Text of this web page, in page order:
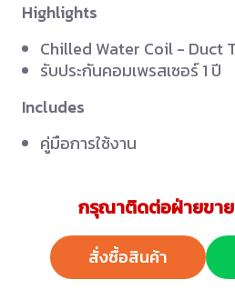
Highlights
Chilled Water Coil - Duct
รับประกันคอมเพรสเซอร์ 1 ปี
Includes
คู่มือการใช้งาน
กรุณาติดต่อฝ่ายขาย
สั่งซื้อสินค้า